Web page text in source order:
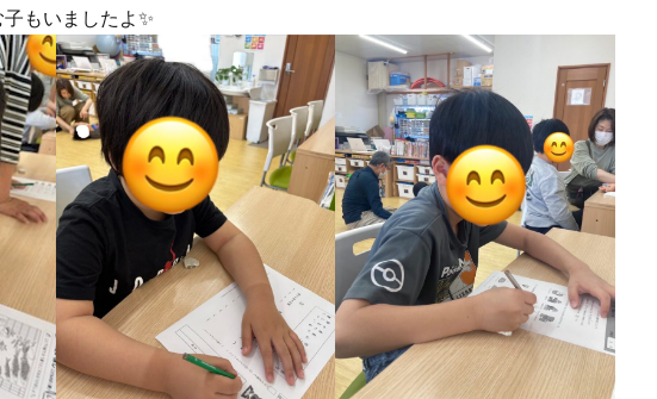
もいましたよ✨